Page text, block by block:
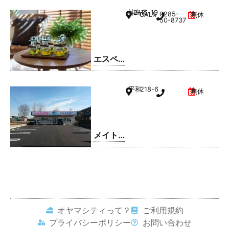
エスペ
ランサ
神鳥谷
2-15-19
CALMひととのやA棟
0285-
50-8737
無休
メイト
ドリー
平和218-6 無休
オヤマシティって？
ご利用規約
プライバシーポリシー
お問い合わせ